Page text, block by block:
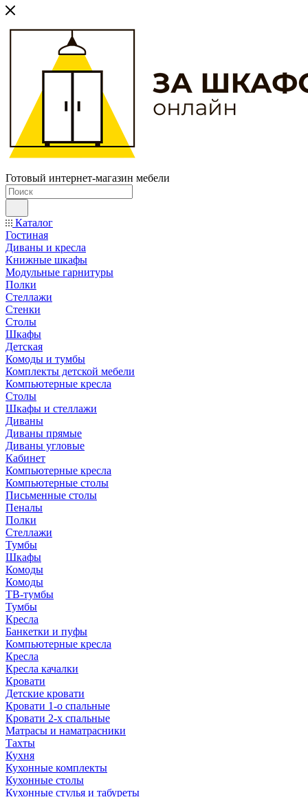
Готовый интернет-магазин мебели
Каталог
Гостиная
Диваны и кресла
Книжные шкафы
Модульные гарнитуры
Полки
Стеллажи
Стенки
Столы
Шкафы
Детская
Комоды и тумбы
Комплекты детской мебели
Компьютерные кресла
Столы
Шкафы и стеллажи
Диваны
Диваны прямые
Диваны угловые
Кабинет
Компьютерные кресла
Компьютерные столы
Письменные столы
Пеналы
Полки
Стеллажи
Тумбы
Шкафы
Комоды
Комоды
ТВ-тумбы
Тумбы
Кресла
Банкетки и пуфы
Компьютерные кресла
Кресла
Кресла качалки
Кровати
Детские кровати
Кровати 1-о спальные
Кровати 2-х спальные
Матрасы и наматрасники
Тахты
Кухня
Кухонные комплекты
Кухонные столы
Кухонные стулья и табуреты